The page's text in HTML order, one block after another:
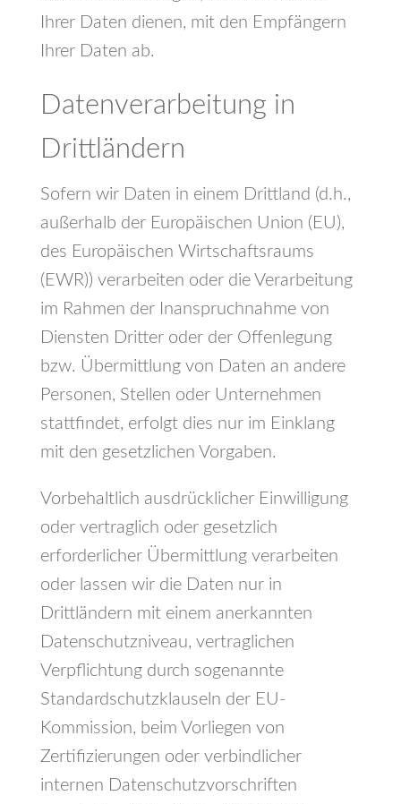
Ihrer Daten dienen, mit den Empfängern
Ihrer Daten ab.
Datenverarbeitung in
Drittländern
Sofern wir Daten in einem Drittland (d.h.,
außerhalb der Europäischen Union (EU),
des Europäischen Wirtschaftsraums
(EWR)) verarbeiten oder die Verarbeitung
im Rahmen der Inanspruchnahme von
Diensten Dritter oder der Offenlegung
bzw. Übermittlung von Daten an andere
Personen, Stellen oder Unternehmen
stattfindet, erfolgt dies nur im Einklang
mit den gesetzlichen Vorgaben.
Vorbehaltlich ausdrücklicher Einwilligung
oder vertraglich oder gesetzlich
erforderlicher Übermittlung verarbeiten
oder lassen wir die Daten nur in
Drittländern mit einem anerkannten
Datenschutzniveau, vertraglichen
Verpflichtung durch sogenannte
Standardschutzklauseln der EU-
Kommission, beim Vorliegen von
Zertifizierungen oder verbindlicher
internen Datenschutzvorschriften